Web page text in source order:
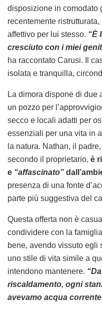
disposizione in comodato
recentemente
affettivo per lui stesso. “È
cresciuto con i miei
ha raccontato Carusi. Il
isolata e tranquilla,
La dimora dispone di due
un pozzo per
secco e locali adatti per
essenziali per una vita in
la natura. Nathan, il
secondo il proprietario, è
e “affascinato”
presenza di una fonte
parte più suggestiva del
Questa offerta non è
condividere con la
bene, avendo vissuto egli
uno stile di vita simile a
intendono mantenere.
riscaldamento, ogni
avevamo acqua